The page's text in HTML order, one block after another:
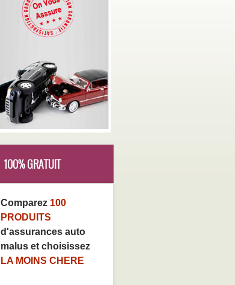
100% GRATUIT
Comparez 100
PRODUITS
d'assurances auto
malus et choisissez
LA MOINS CHERE